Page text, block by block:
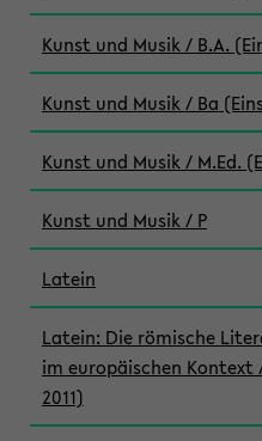
Kunst und Musik / B.A.
Kunst und Musik / Ba
Kunst und Musik / M.Ed.
Kunst und Musik / P
Latein
Latein: Die römische
im europäischen Kontext
2011)